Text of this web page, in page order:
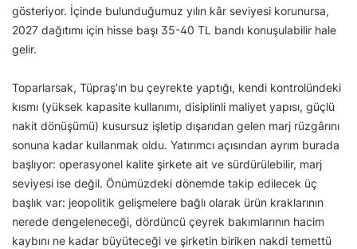
gösteriyor. İçinde bulunduğumuz yılın kâr seviyesi korunursa,
2027 dağıtımı için hisse başı 35-40 TL bandı konuşulabilir hale
gelir.
Toparlarsak, Tüpraş’ın bu çeyrekte yaptığı, kendi kontrolündeki
kısmı (yüksek kapasite kullanımı, disiplinli maliyet yapısı, güçlü
nakit dönüşümü) kusursuz işletip dışarıdan gelen marj rüzgârını
sonuna kadar kullanmak oldu. Yatırımcı açısından ayrım burada
başlıyor: operasyonel kalite şirkete ait ve sürdürülebilir, marj
seviyesi ise değil. Önümüzdeki dönemde takip edilecek üç
başlık var: jeopolitik gelişmelere bağlı olarak ürün kraklarının
nerede dengeleneceği, dördüncü çeyrek bakımlarının hacim
kaybını ne kadar büyüteceği ve şirketin biriken nakdi temettü